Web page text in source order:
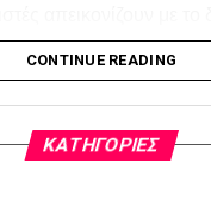
με διάλειμμα
9,
των
Ο κινηματογράφος
το πάθος αυτών των
έναυσμα σε
αφιερώματος
που
CONTINUE READING
KΑΤΗΓΟΡΊΕΣ